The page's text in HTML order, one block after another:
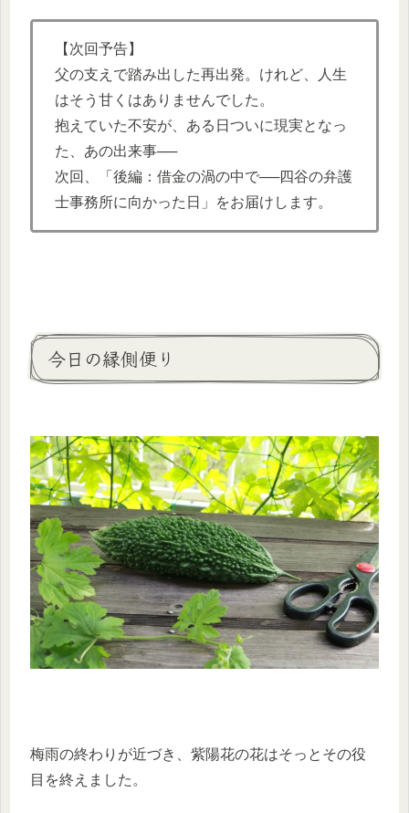
【次回予告】
父の支えで踏み出した再出発。けれど、人生
はそう甘くはありませんでした。
抱えていた不安が、ある日ついに現実となっ
た、あの出来事──
次回、「後編：借金の渦の中で──四谷の弁護
士事務所に向かった日」をお届けします。
今日の縁側便り
梅雨の終わりが近づき、紫陽花の花はそっとその役
目を終えました。